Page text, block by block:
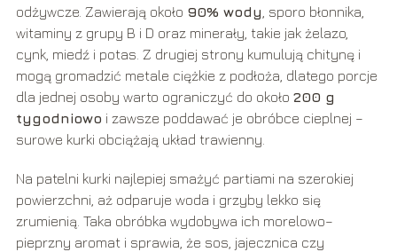
odżywcze. Zawierają około 90% wody , sporo błonnika,
witaminy z grupy B i D oraz minerały, takie jak żelazo,
cynk, miedź i potas. Z drugiej strony kumulują chitynę i
mogą gromadzić metale ciężkie z podłoża, dlatego porcje
dla jednej osoby warto ograniczyć do około 200 g
tygodniowo i zawsze poddawać je obróbce cieplnej –
surowe kurki obciążają układ trawienny.
Na patelni kurki najlepiej smażyć partiami na szerokiej
powierzchni, aż odparuje woda i grzyby lekko się
zrumienią. Taka obróbka wydobywa ich morelowo–
pieprzny aromat i sprawia, że sos, jajecznica czy